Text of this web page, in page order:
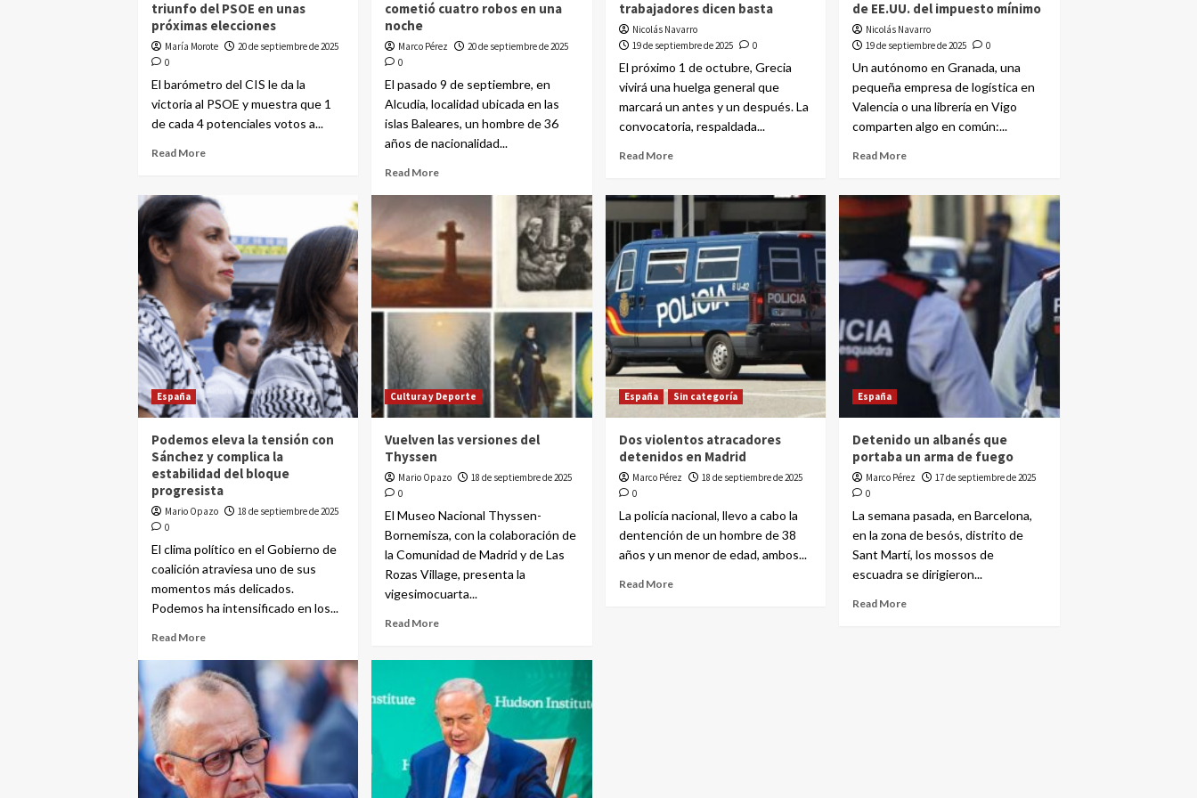
triunfo del PSOE en unas
próximas elecciones
María Morote
20 de septiembre de 2025
0
El barómetro del CIS le da la
victoria al PSOE y muestra que 1
de cada 4 potenciales votos a...
Read More
cometió cuatro robos en una
noche
Marco Pérez
20 de septiembre de 2025
0
El pasado 9 de septiembre, en
Alcudia, localidad ubicada en las
islas Baleares, un hombre de 36
años de nacionalidad...
Read More
trabajadores dicen basta
Nicolás Navarro
19 de septiembre de 2025
0
El próximo 1 de octubre, Grecia
vivirá una huelga general que
marcará un antes y un después. La
convocatoria, respaldada...
Read More
de EE.UU. del impuesto mínimo
Nicolás Navarro
19 de septiembre de 2025
0
Un autónomo en Granada, una
pequeña empresa de logística en
Valencia o una librería en Vigo
comparten algo en común:...
Read More
España
Podemos eleva la tensión con
Sánchez y complica la
estabilidad del bloque
progresista
Mario Opazo
18 de septiembre de 2025
0
El clima político en el Gobierno de
coalición atraviesa uno de sus
momentos más delicados.
Podemos ha intensificado en los...
Read More
Cultura y Deporte
Vuelven las versiones del
Thyssen
Mario Opazo
18 de septiembre de 2025
0
El Museo Nacional Thyssen-
Bornemisza, con la colaboración de
la Comunidad de Madrid y de Las
Rozas Village, presenta la
vigesimocuarta...
Read More
España Sin categoría
Dos violentos atracadores
detenidos en Madrid
Marco Pérez
18 de septiembre de 2025
0
La policía nacional, llevo a cabo la
dentención de un hombre de 38
años y un menor de edad, ambos...
Read More
España
Detenido un albanés que
portaba un arma de fuego
Marco Pérez
17 de septiembre de 2025
0
La semana pasada, en Barcelona,
en la zona de besós, distrito de
Sant Martí, los mossos de
escuadra se dirigieron...
Read More